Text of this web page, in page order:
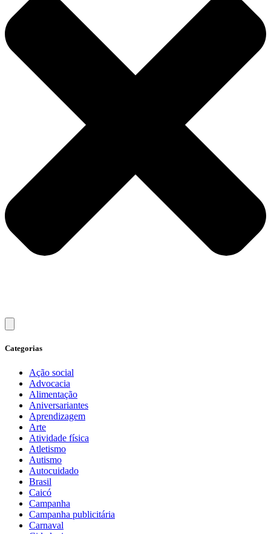
Categorias
Ação social
Advocacia
Alimentação
Aniversariantes
Aprendizagem
Arte
Atividade física
Atletismo
Autismo
Autocuidado
Brasil
Caicó
Campanha
Campanha publicitária
Carnaval